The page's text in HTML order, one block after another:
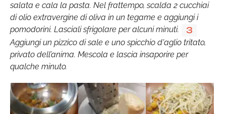
salata e cala la pasta. Nel frattempo, scalda 2 cucchiai
di olio extravergine di oliva in un tegame e aggiungi i
pomodorini. Lasciali sfrigolare per alcuni minuti.
3
Aggiungi un pizzico di sale e uno spicchio d'aglio tritato,
privato dell’anima. Mescola e lascia insaporire per
qualche minuto.